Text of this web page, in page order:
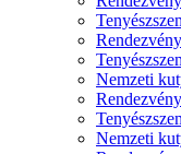
Nemzeti
Nemzeti